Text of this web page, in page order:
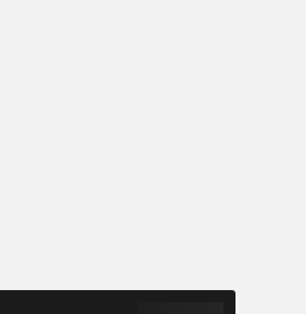
2025